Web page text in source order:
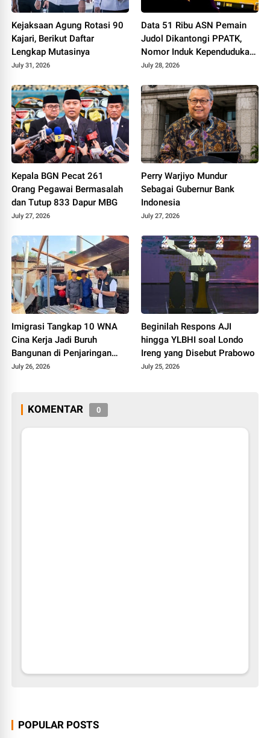
Kejaksaan Agung Rotasi 90
Kajari, Berikut Daftar
Lengkap Mutasinya
July 31, 2026
Data 51 Ribu ASN Pemain
Judol Dikantongi PPATK,
Nomor Induk Kependudukan
Terlacak
July 28, 2026
Kepala BGN Pecat 261
Orang Pegawai Bermasalah
dan Tutup 833 Dapur MBG
July 27, 2026
Perry Warjiyo Mundur
Sebagai Gubernur Bank
Indonesia
July 27, 2026
Imigrasi Tangkap 10 WNA
Cina Kerja Jadi Buruh
Bangunan di Penjaringan
Jakut
July 26, 2026
Beginilah Respons AJI
hingga YLBHI soal Londo
Ireng yang Disebut Prabowo
July 25, 2026
KOMENTAR 0
POPULAR POSTS